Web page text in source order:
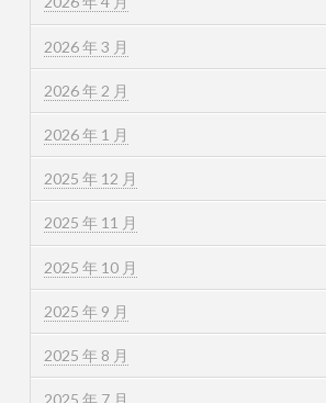
2026 年 3 月
2026 年 2 月
2026 年 1 月
2025 年 12 月
2025 年 11 月
2025 年 10 月
2025 年 9 月
2025 年 8 月